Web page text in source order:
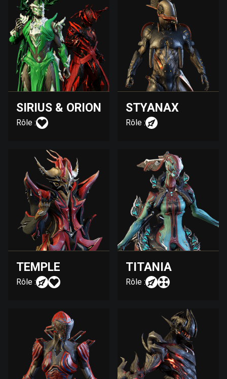
SIRIUS & ORION
Rôle :
STYANAX
Rôle :
TEMPLE
Rôle :
TITANIA
Rôle :